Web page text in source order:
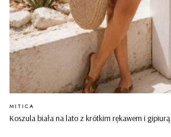
Koszula biała na lato z krótkim rękawem i
PRODUCENT
MITICA